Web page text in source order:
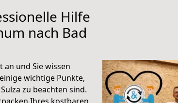
Hilfe
nach Bad
an und Sie wissen
wichtige Punkte,
zu beachten sind.